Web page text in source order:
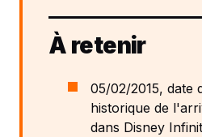
À retenir
05/02/2015, date
historique de
dans Disney